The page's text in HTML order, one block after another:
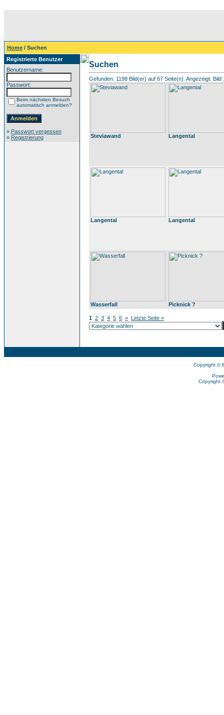
Home / Suchen
Registrierte Benutzer
Benutzername:
Passwort:
Beim nächsten Besuch
automatisch anmelden?
» Passwort vergessen
» Registrierung
Suchen
Gefunden: 1198 Bild(er) auf 67 Seite(n). Angezeigt: Bild
Steviawand Langental
Langental Langental
Wasserfall Picknick ?
1 2 3 4 5 6 » Letzte Seite »
Copyright ©
Copyright